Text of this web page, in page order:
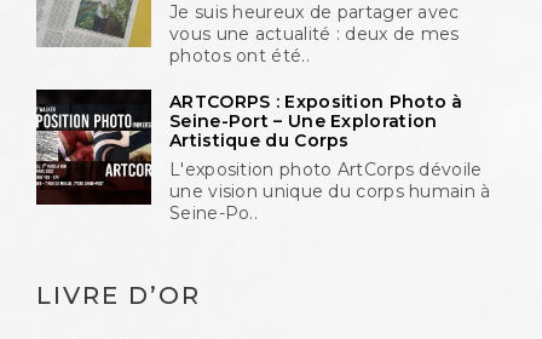
Je suis heureux de partager avec
vous une actualité : deux de mes
photos ont été..
ARTCORPS : Exposition Photo à
Seine-Port – Une Exploration
Artistique du Corps
L'exposition photo ArtCorps dévoile
une vision unique du corps humain à
Seine-Po..
LIVRE D’OR